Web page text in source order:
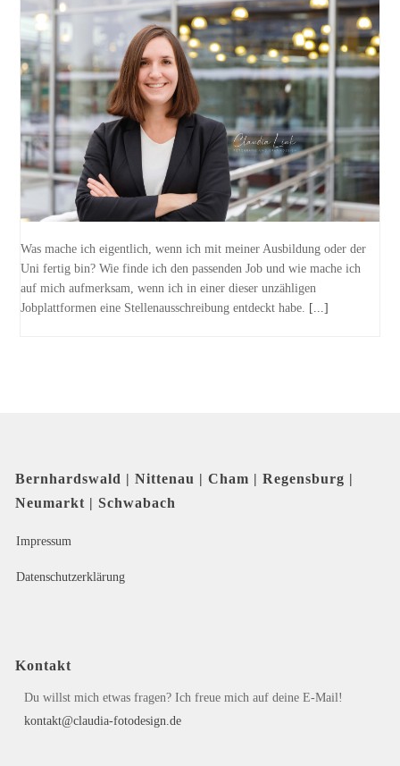
Was mache ich eigentlich, wenn ich mit meiner Ausbildung oder der
Uni fertig bin? Wie finde ich den passenden Job und wie mache ich
auf mich aufmerksam, wenn ich in einer dieser unzähligen
Jobplattformen eine Stellenausschreibung entdeckt habe.
[...]
Bernhardswald | Nittenau | Cham | Regensburg |
Neumarkt | Schwabach
Impressum
Datenschutzerklärung
Kontakt
Du willst mich etwas fragen? Ich freue mich auf deine E-Mail!
kontakt@claudia-fotodesign.de